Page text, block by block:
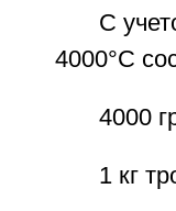
С
4000°C
4000
1 кг